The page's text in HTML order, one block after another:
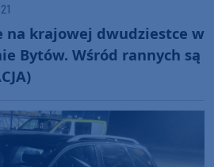
na krajowej dwudziestce w
Bytów. Wśród rannych są